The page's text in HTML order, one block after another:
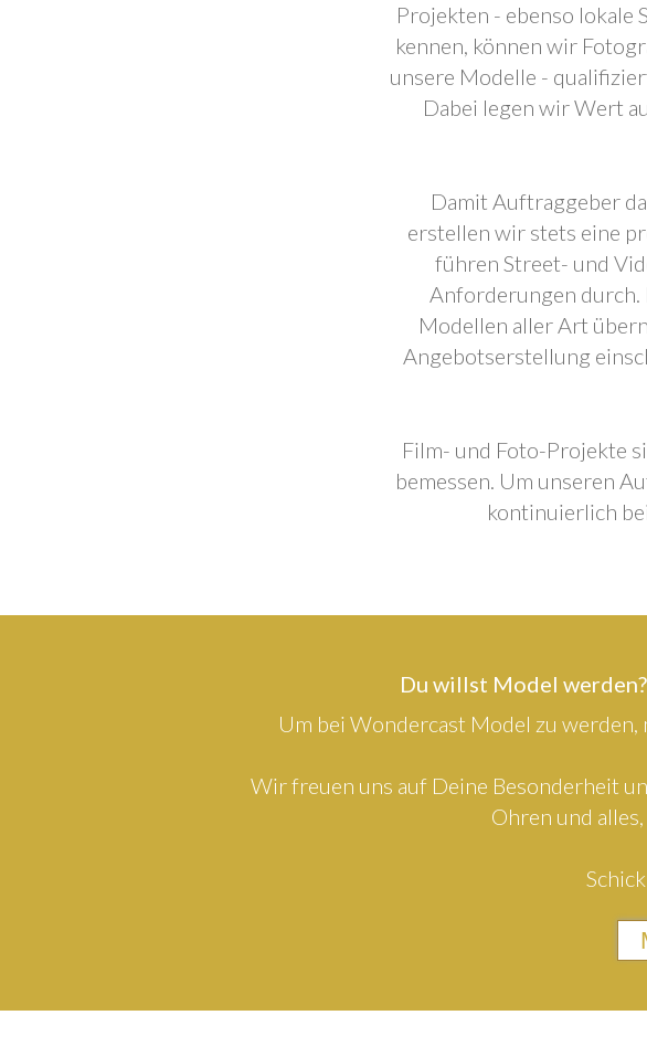
Projekten - ebenso lokale
kennen, können wir
unsere Modelle -
Dabei legen wir Wert
Damit Auftraggeber
erstellen wir stets eine
führen Street- und
Anforderungen durch.
Modellen aller Art
Angebotserstellung
Film- und Foto-Projekte
bemessen. Um unseren
kontinuierlich
Du willst Model
Um bei Wondercast Model zu
Wir freuen uns auf Deine Besonderheit
Ohren und